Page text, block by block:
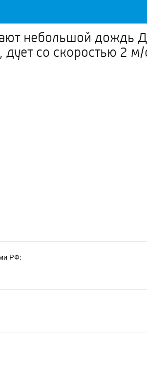
небольшой дождь
дует со скоростью
РФ: